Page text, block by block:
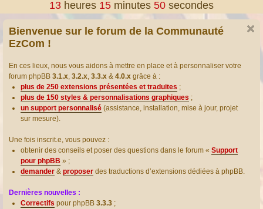
ch
er
13 heures 15 minutes 50 secondes
Bienvenue sur le forum de la Communauté
EzCom !
En ces lieux, nous vous aidons à mettre en place et à personnaliser votre
forum phpBB 3.1.x, 3.2.x, 3.3.x & 4.0.x grâce à :
plus de 250 extensions présentées et traduites ;
plus de 150 styles & personnalisations graphiques ;
un support personnalisé (assistance, installation, mise à jour, projet
sur mesure).
Une fois inscrit.e, vous pouvez :
obtenir des conseils et poser des questions dans le forum « Support
pour phpBB » ;
demander & proposer des traductions d’extensions dédiées à phpBB.
Dernières nouvelles :
Correctifs pour phpBB 3.3.3 ;